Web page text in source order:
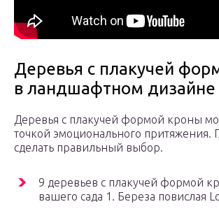
Деревья с плакучей
в ландшафтном дизайне
Деревья с плакучей формой кроны
точкой эмоционального притяжения.
сделать правильный выбор.
9 деревьев с плакучей формой
вашего сада 1. Береза повислая